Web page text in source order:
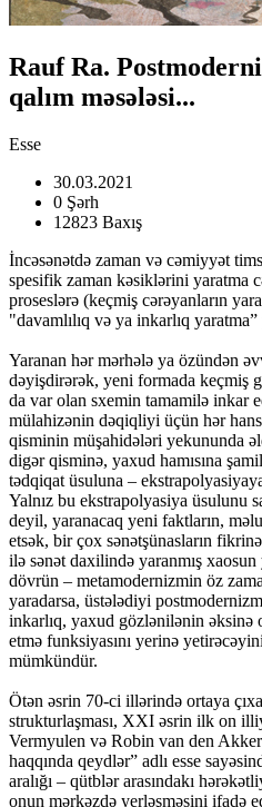
Rauf Ra.
qalım məsələsi...
Esse
30.03.2021
0 Şərh
12823 Baxış
İncəsənətdə zaman və cəmiyyət
spesifik zaman kəsiklərini yaratma
proseslərə (keçmiş cərəyanların
"davamlılıq və ya inkarlıq
Yaranan hər mərhələ ya özündən
dəyişdirərək, yeni formada keçmiş
da var olan sxemin tamamilə inkar
mülahizənin dəqiqliyi üçün hər
qisminin müşahidələri yekununda
digər qisminə, yaxud hamısına
tədqiqat üsuluna –
Yalnız bu ekstrapolyasiya üsulunu
deyil, yaranacaq yeni faktların,
etsək, bir çox sənətşünasların
ilə sənət daxilində yaranmış
dövrün – metamodernizmin öz
yaradarsa, üstələdiyi
inkarlıq, yaxud gözlənilənin əksinə
etmə funksiyasını yerinə
mümkündür.
Ötən əsrin 70-ci illərində ortaya
strukturlaşması, XXI əsrin ilk on
Vermyulen və Robin van den
haqqında qeydlər” adlı esse
aralığı – qütblər arasındakı
onun mərkəzdə yerləşməsini ifadə